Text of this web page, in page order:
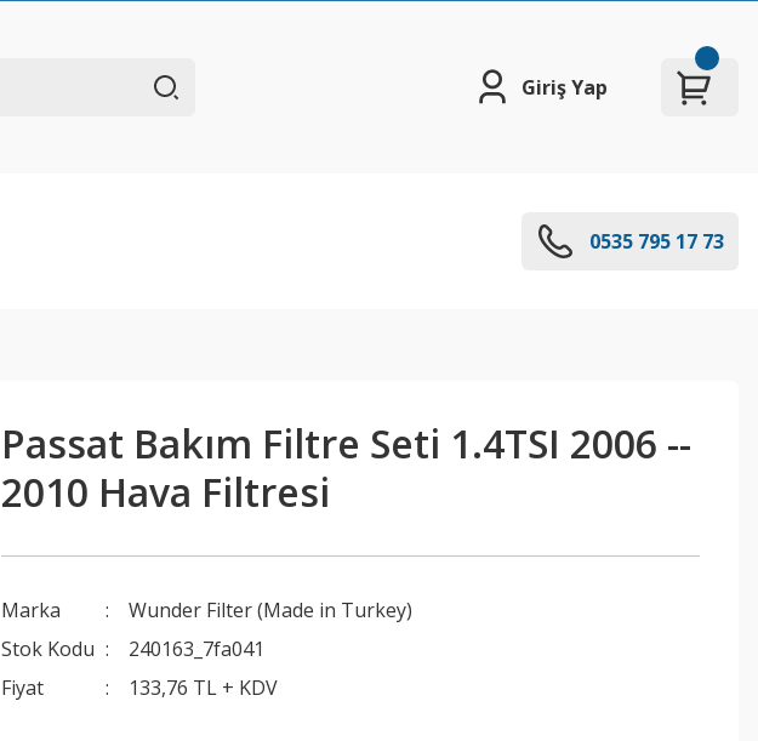
Giriş Yap
0535 795 17 73
Passat Bakım Filtre Seti 1.4TSI 2006 --
2010 Hava Filtresi
Marka
Wunder Filter (Made in Turkey)
Stok Kodu
240163_7fa041
Fiyat
133,76 TL + KDV